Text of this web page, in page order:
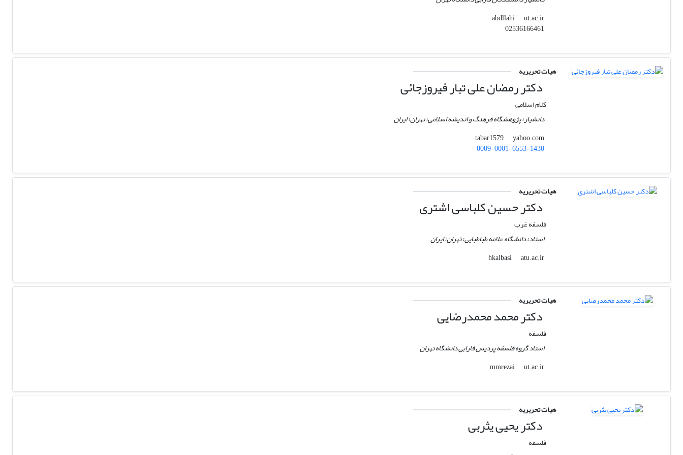
abdllahi
ut.ac.ir
هیات تحریریه
دکتر رمضان علی تبار فیروزجائی
کلام اسلامی
دانشیار؛ پژوهشگاه فرهنگ و اندیشه اسلامی؛ تهران؛ ایران
tabar1579
yahoo.com
0009-0001-6553-1430
هیات تحریریه
دکتر حسین کلباسی اشتری
فلسفه غرب
استاد؛ دانشگاه علامه طباطبایی؛ تهران؛ ایران
hkalbasi
atu.ac.ir
هیات تحریریه
دکتر محمد محمدرضایی
فلسفه
استاد گروه فلسفه پردیس فارابی دانشگاه تهران
mmrezai
ut.ac.ir
هیات تحریریه
دکتر یحیی یثربی
فلسفه